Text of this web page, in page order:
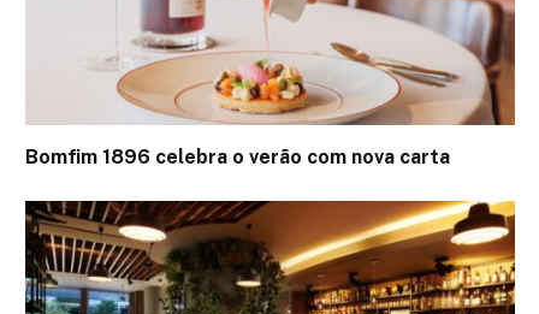
Bomfim 1896 celebra o verão com nova carta